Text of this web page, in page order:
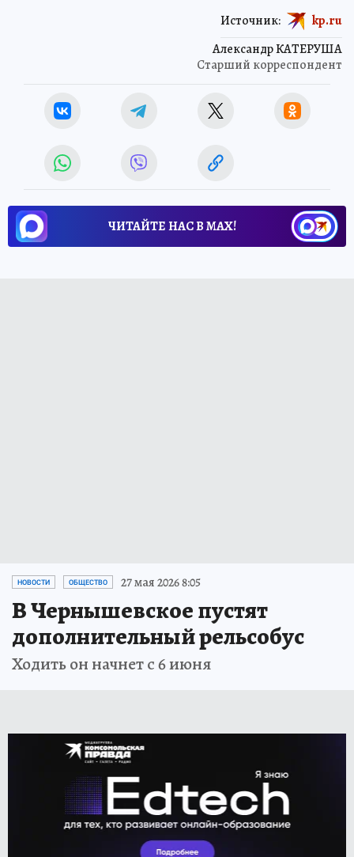
Александр КАТЕРУША
Старший корреспондент
Источник: kp.ru
ЧИТАЙТЕ НАС В МАХ!
НОВОСТИ ОБЩЕСТВО 27 мая 2026 8:05
В Чернышевское пустят
дополнительный рельсобус
Ходить он начнет с 6 июня